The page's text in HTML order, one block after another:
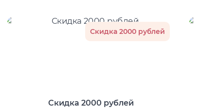
Скидка 2000 рублей
Скидка 2000 рублей